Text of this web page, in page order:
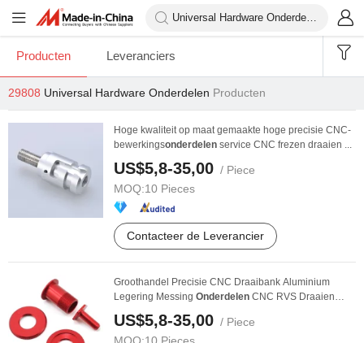
Producten Leveranciers
29808 Universal Hardware Onderdelen Producten
Hoge kwaliteit op maat gemaakte hoge precisie CNC-
bewerkingsonderdelen service CNC frezen draaien ...
US$5,8-35,00 / Piece
MOQ:10 Pieces
Contacteer de Leverancier
Groothandel Precisie CNC Draaibank Aluminium
Legering Messing Onderdelen CNC RVS Draaien
CNC ...
US$5,8-35,00 / Piece